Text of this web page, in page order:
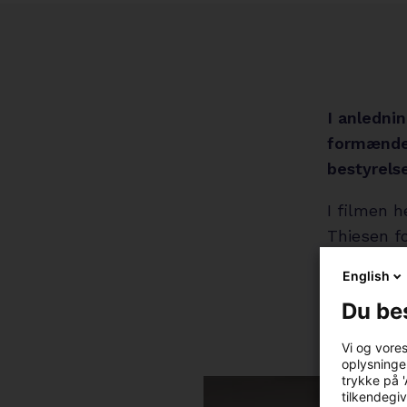
I
I filmen
Thiesen
English
Du
Vi og
trykke på